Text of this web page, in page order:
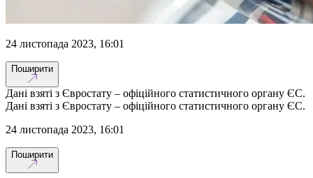
24 листопада 2023, 16:01
Поширити
Дані взяті з Євростату – офіційного статистичного органу ЄС.
Дані взяті з Євростату – офіційного статистичного органу ЄС.
24 листопада 2023, 16:01
Поширити